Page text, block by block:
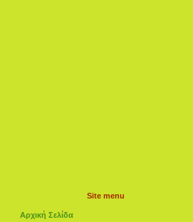
Site menu
Αρχική Σελίδα